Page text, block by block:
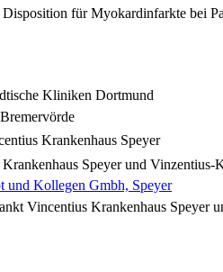
für Myokardinfarkte bei
Kliniken Dortmund
Krankenhaus Speyer
Krankenhaus Speyerund Vinzentius-
Kollegen Gmbh, Speyer
Vincentius Krankenhaus Speyer